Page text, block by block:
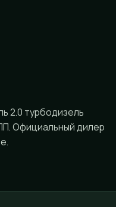
2.0 турбодизель
Официальный дилер